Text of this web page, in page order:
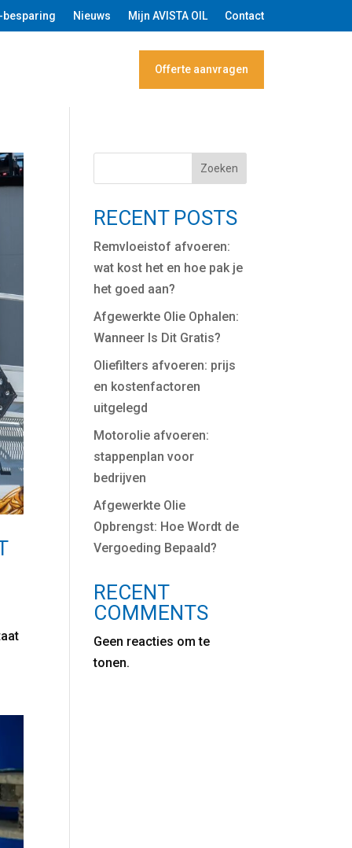
besparing Nieuws Mijn AVISTA OIL Contact
Offerte aanvragen
Zoeken
RECENT POSTS
Remvloeistof afvoeren:
wat kost het en hoe pak je
het goed aan?
Afgewerkte Olie Ophalen:
Wanneer Is Dit Gratis?
Oliefilters afvoeren: prijs
en kostenfactoren
uitgelegd
Motorolie afvoeren:
stappenplan voor
bedrijven
Afgewerkte Olie
Opbrengst: Hoe Wordt de
Vergoeding Bepaald?
RECENT
COMMENTS
Geen reacties om te
tonen.